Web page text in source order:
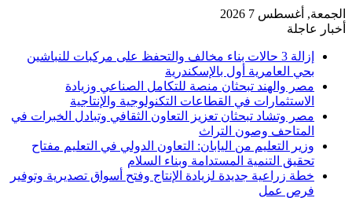
الجمعة, أغسطس 7 2026
أخبار عاجلة
إزالة 3 حالات بناء مخالف والتحفظ على مركبات للنباشين
بحي العامرية أول بالإسكندرية
مصر والهند تبحثان منصة للتكامل الصناعي وزيادة
الاستثمارات في القطاعات التكنولوجية والإنتاجية
مصر وتشاد تبحثان تعزيز التعاون الثقافي وتبادل الخبرات في
المتاحف وصون التراث
وزير التعليم من اليابان: التعاون الدولي في التعليم مفتاح
تحقيق التنمية المستدامة وبناء السلام
خطة زراعية جديدة لزيادة الإنتاج وفتح أسواق تصديرية وتوفير
فرص عمل